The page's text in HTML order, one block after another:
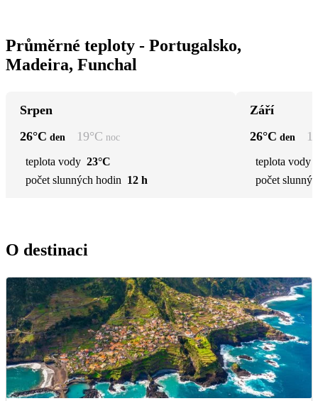
Průměrné teploty - Portugalsko,
Madeira, Funchal
Srpen
26°C den 19°C noc
teplota vody 23°C
počet slunných hodin 12 h
Září
26°C den
teplota vody
počet
O destinaci